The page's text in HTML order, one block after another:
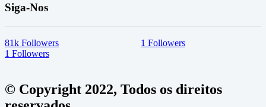
Siga-Nos
81k Followers 1 Followers
1 Followers
© Copyright 2022, Todos os direitos